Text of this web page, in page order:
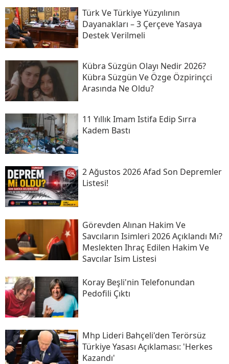
Türk Ve Türkiye Yüzyılının
Dayanakları – 3 Çerçeve Yasaya
Destek Verilmeli
Kübra Süzgün Olayı Nedir 2026?
Kübra Süzgün Ve Özge Özpirinçci
Arasında Ne Oldu?
11 Yıllık Imam Istifa Edip Sırra
Kadem Bastı
2 Ağustos 2026 Afad Son Depremler
Listesi!
Görevden Alınan Hakim Ve
Savcıların Isimleri 2026 Açıklandı Mı?
Meslekten Ihraç Edilen Hakim Ve
Savcılar Isim Listesi
Koray Beşli'nin Telefonundan
Pedofili Çıktı
Mhp Lideri Bahçeli'den Terörsüz
Türkiye Yasası Açıklaması: 'herkes
Kazandı'